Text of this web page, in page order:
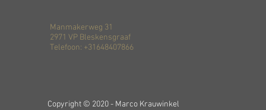
Manmakerweg 31
2971 VP Bleskensgraaf
Telefoon: +31648407866
Copyright © 2020 - Marco Krauwinkel